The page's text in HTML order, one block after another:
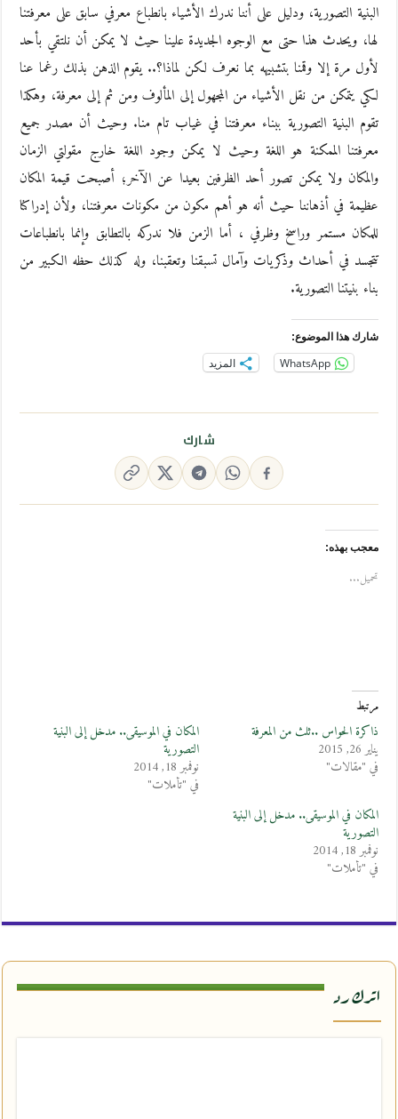
البنية التصورية، ودليل على أننا ندرك الأشياء بانطباع معرفي سابق على معرفتنا
لها، ويحدث هذا حتى مع الوجوه الجديدة علينا حيث لا يمكن أن نلتقي بأحد
لأول مرة إلا وقمنا بتشبيهه بما نعرف لكن لماذا؟.. يقوم الذهن بذلك رغما عنا
لكي يتمكن من نقل الأشياء من المجهول إلى المألوف ومن ثم إلى معرفة، وهكذا
تقوم البنية التصورية ببناء معرفتنا في غياب تام منا. وحيث أن مصدر جميع
معرفتنا الممكنة هو اللغة وحيث لا يمكن وجود اللغة خارج مقولتي الزمان
والمكان ولا يمكن تصور أحد الظرفين بعيدا عن الآخر؛ أصبحت قيمة المكان
عظيمة في أذهاننا حيث أنه هو أهم مكون من مكونات معرفتنا، ولأن إدراكنا
للمكان مستمر وراسخ وظرفي ، أما الزمن فلا ندركه بالتطابق وإنما بانطباعات
تتجسد في أحداث وذكريات وآمال تسبقنا وتعقبنا، وله كذلك حظه الكبير من
بناء بنيتنا التصورية.
شارك هذا الموضوع:
WhatsApp المزيد
شارك
معجب بهذه:
تحميل...
مرتبط
ذاكرة الحواس ..ثلث من المعرفة
يناير 26, 2015
في "مقالات"
المكان في الموسيقى.. مدخل إلى البنية
التصورية
نوفمبر 18, 2014
في "تأملات"
المكان في الموسيقى.. مدخل إلى البنية
التصورية
نوفمبر 18, 2014
في "تأملات"
اترك رد